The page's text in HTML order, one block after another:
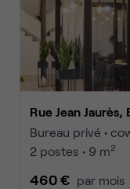
Rue Jean
Bureau privé •
2 postes • 9 m2
460 € par mois